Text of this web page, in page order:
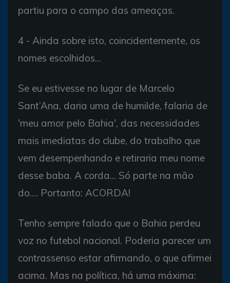
partiu para o campo das ameaças.
4 - Ainda sobre isto, coincidentemente, os
nomes escolhidos...
Se eu estivesse no lugar de Marcelo
Sant’Ana, daria uma de humilde, falaria de
'meu amor pelo Bahia', das necessidades
mais imediatas do clube, do trabalho que
vem desempenhando e retiraria meu nome
desse baba. A corda... Só parte na mão
do.... Portanto: ACORDA!
Tenho sempre falado que o Bahia perdeu
voz no futebol nacional. Poderia parecer um
contrassenso estar afirmando, o que afirmei
acima. Mas na política, há uma máxima: